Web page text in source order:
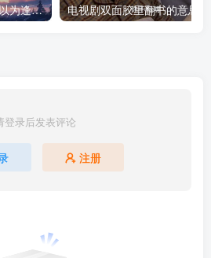
54岁女人出轨自述：本以为逢场作戏
登录后发表评论
注册